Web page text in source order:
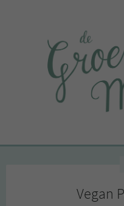
Vegan